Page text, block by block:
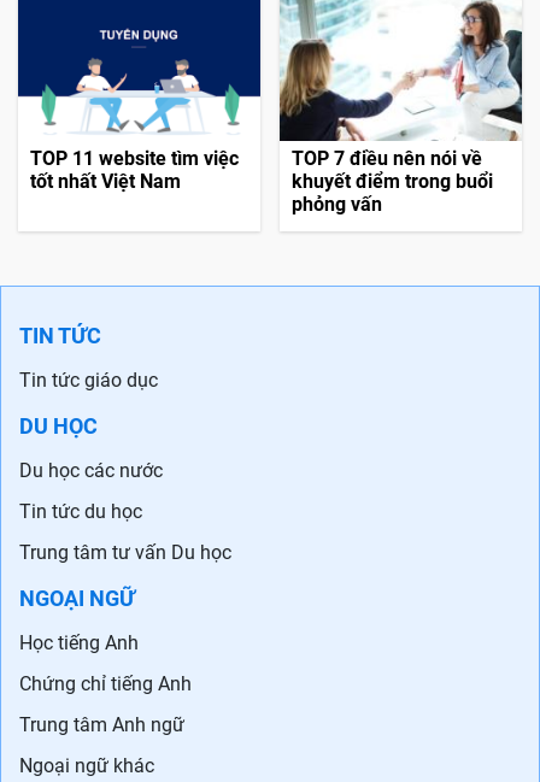
TOP 11 website tìm việc
tốt nhất Việt Nam
TOP 7 điều nên nói về
khuyết điểm trong buổi
phỏng vấn
TIN TỨC
Tin tức giáo dục
DU HỌC
Du học các nước
Tin tức du học
Trung tâm tư vấn Du học
NGOẠI NGỮ
Học tiếng Anh
Chứng chỉ tiếng Anh
Trung tâm Anh ngữ
Ngoại ngữ khác